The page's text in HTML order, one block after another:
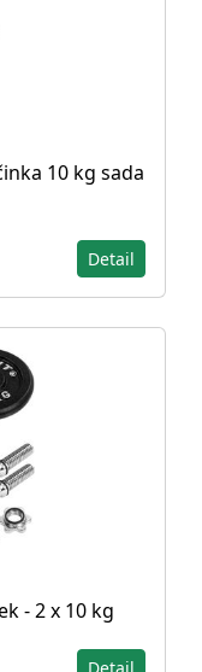
10 kg sada
Detail
- 2 x 10 kg